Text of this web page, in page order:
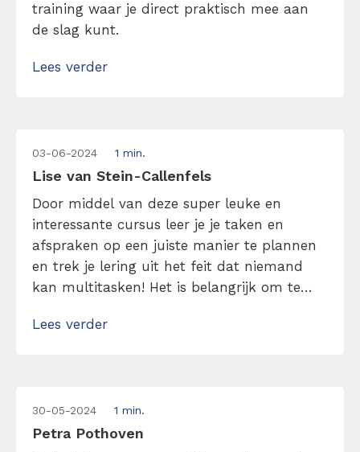
training waar je direct praktisch mee aan
de slag kunt.
Lees verder
03-06-2024 1 min.
Lise van Stein-Callenfels
Door middel van deze super leuke en
interessante cursus leer je je taken en
afspraken op een juiste manier te plannen
en trek je lering uit het feit dat niemand
kan multitasken! Het is belangrijk om te
volledigheid kan uitvoeren. Zorgvuldig met
Lees verder
30-05-2024 1 min.
Petra Pothoven